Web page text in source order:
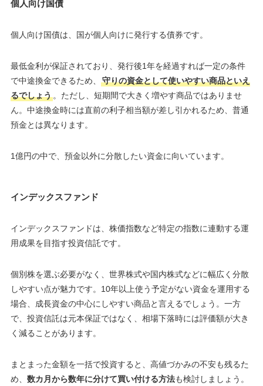
個人向け国債
個人向け国債は、国が個人向けに発行する債券です。
最低金利が保証されており、発行後1年を経過すれば一定の条件
で中途換金できるため、
守りの資金として使いやすい商品といえ
るでしょう。ただし、短期間で大きく増やす商品ではありませ
ん。中途換金時には直前の利子相当額が差し引かれるため、普通
預金とは異なります。
1億円の中で、預金以外に分散したい資金に向いています。
インデックスファンド
インデックスファンドは、株価指数など特定の指数に連動する運
用成果を目指す投資信託です。
個別株を選ぶ必要がなく、世界株式や国内株式などに幅広く分散
しやすい点が魅力です。10年以上使う予定がない資金を運用する
場合、成長資金の中心にしやすい商品と言えるでしょう。一方
で、投資信託は元本保証ではなく、相場下落時には評価額が大き
く減ることがあります。
まとまった金額を一括で投資すると、高値づかみの不安も残るた
め、 数カ月から数年に分けて買い付ける方法も検討しましょう。